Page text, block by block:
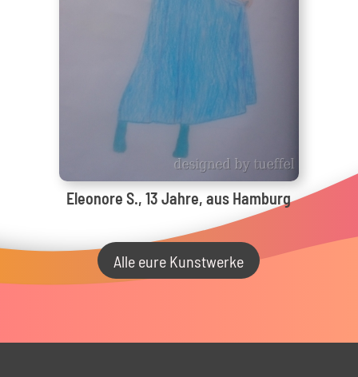
Eleonore S., 13 Jahre, aus Hamburg
Alle eure Kunstwerke